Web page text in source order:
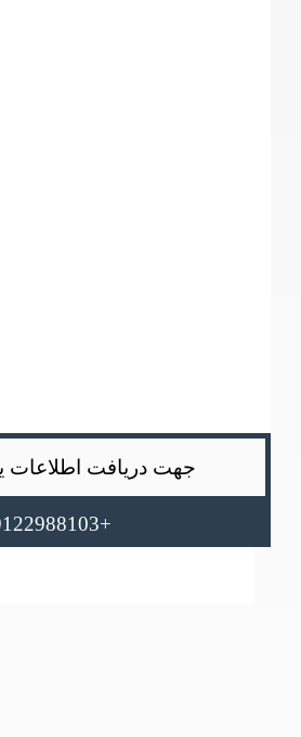
جهت دریافت اطلاعات
+989122988103